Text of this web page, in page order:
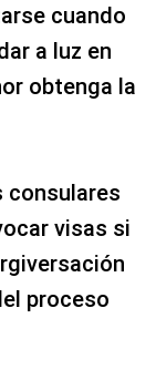
cuando
a luz en
obtenga la
consulares
visas si
proceso